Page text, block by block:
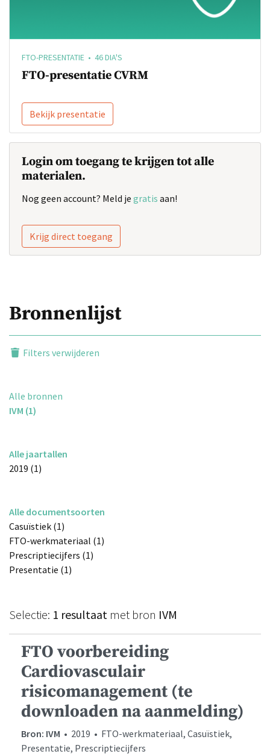
FTO-PRESENTATIE • 46 DIA'S
FTO-presentatie CVRM
Bekijk presentatie
Login om toegang te krijgen tot alle
materialen.
Nog geen account? Meld je gratis aan!
Krijg direct toegang
Bronnenlijst
Filters verwijderen
Alle bronnen
IVM (1)
Alle jaartallen
2019 (1)
Alle documentsoorten
Casuïstiek (1)
FTO-werkmateriaal (1)
Prescriptiecijfers (1)
Presentatie (1)
Selectie: 1 resultaat met bron IVM
FTO voorbereiding
Cardiovasculair
risicomanagement (te
downloaden na aanmelding)
Bron: IVM • 2019 • FTO-werkmateriaal, Casuïstiek,
Presentatie, Prescriptiecijfers